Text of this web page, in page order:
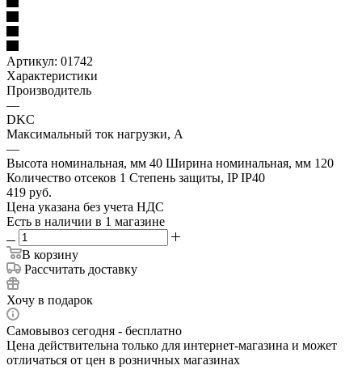
Артикул: 01742
Характеристики
Производитель
—
DKC
Максимальный ток нагрузки, А
—
Высота номинальная, мм 40 Ширина номинальная, мм 120
Количество отсеков 1 Степень защиты, IP IP40
419 руб.
Цена указана без учета НДС
Есть в наличии в 1 магазине
В корзину
Рассчитать доставку
Хочу в подарок
Самовывоз сегодня - бесплатно
Цена действительна только для интернет-магазина и может
отличаться от цен в розничных магазинах